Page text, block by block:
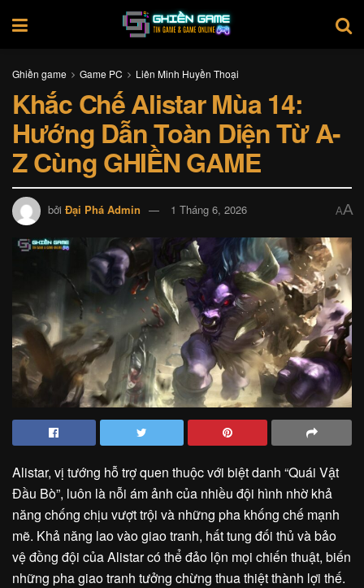
Ghiền game Game PC Liên Minh Huyền Thoại
Khắc Chế Alistar Mùa 14:
Hướng Dẫn Toàn Diện Từ A-
Z Cùng GHIỀN GAME
bởi Đại Phá Admin 1 Tháng 6, 2026 AA
Alistar, vị tướng hỗ trợ quen thuộc với biệt danh “Quái Vật
Đầu Bò”, luôn là nỗi ám ảnh của nhiều đội hình nhờ khả
năng chống chịu vượt trội và những pha khống chế mạnh
mẽ. Khả năng lao vào giao tranh, hất tung đối thủ và bảo
vệ đồng đội của Alistar có thể đảo lộn mọi chiến thuật, biến
những pha giao tranh tưởng chừng thua thiệt thành lợi thế.